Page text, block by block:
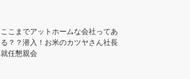
ここまでアットホームな会社ってあ
る？？潜入！お米のカツヤさん社長
就任懇親会